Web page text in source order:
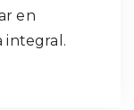
en
integral.